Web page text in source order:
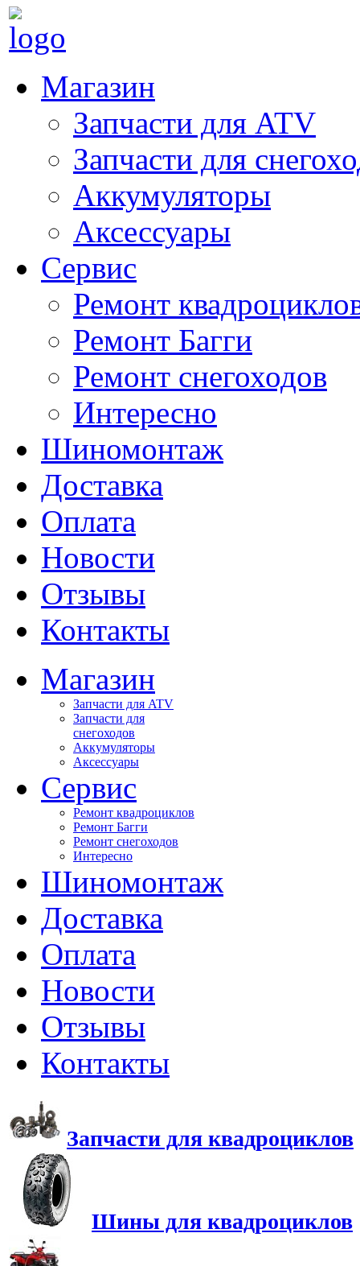
Магазин
Запчасти для ATV
Запчасти для
Аккумуляторы
Аксессуары
Сервис
Ремонт
Ремонт Багги
Ремонт снегоходов
Интересно
Шиномонтаж
Доставка
Оплата
Новости
Отзывы
Контакты
Магазин
Запчасти для ATV
Запчасти для
снегоходов
Аккумуляторы
Аксессуары
Сервис
Ремонт квадроциклов
Ремонт Багги
Ремонт снегоходов
Интересно
Шиномонтаж
Доставка
Оплата
Новости
Отзывы
Контакты
Запчасти для квадроциклов
Шины для квадроциклов